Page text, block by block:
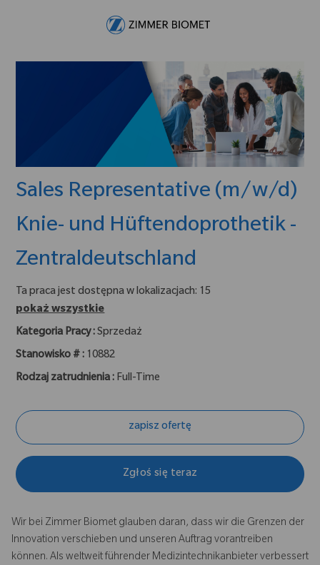
Sales Representative (m/w/d)
Knie- und Hüftendoprothetik -
Zentraldeutschland
Ta praca jest dostępna w lokalizacjach: 15
pokaż wszystkie
Kategoria Pracy :Sprzedaż
Stanowisko # : 10882
Rodzaj zatrudnienia : Full-Time
zapisz ofertę
Zgłoś się teraz
Wir bei Zimmer Biomet glauben daran, dass wir die Grenzen der
Innovation verschieben und unseren Auftrag vorantreiben
können. Als weltweit führender Medizintechnikanbieter verbessert